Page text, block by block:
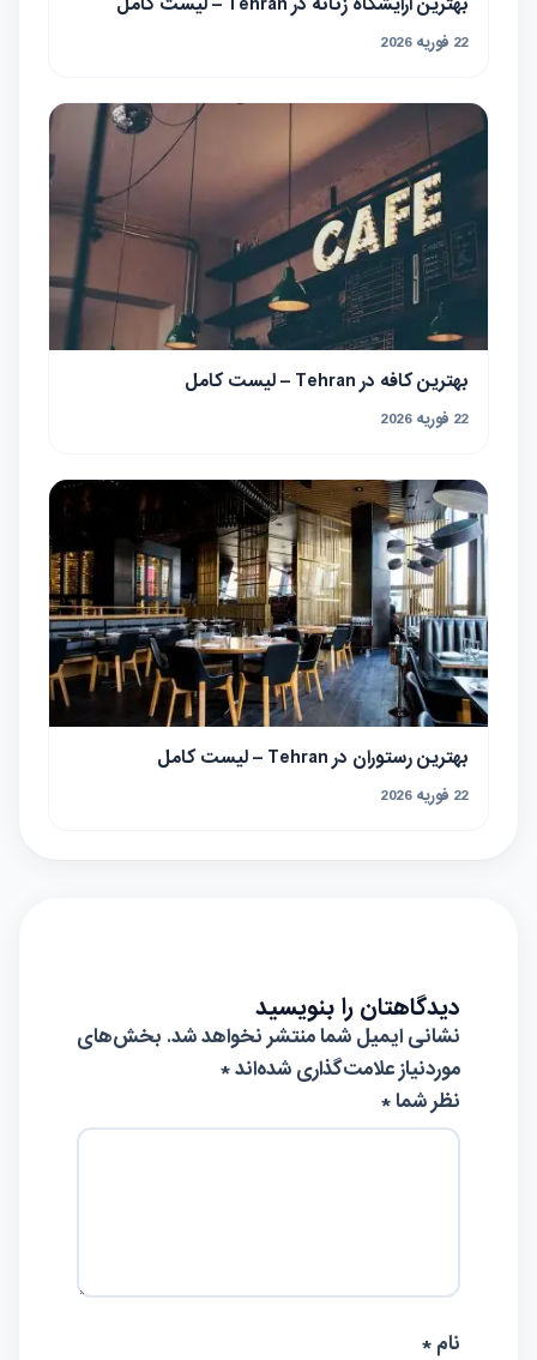
22 فوریه 2026
بهترین کافه در Tehran – لیست کامل
22 فوریه 2026
بهترین رستوران در Tehran – لیست کامل
22 فوریه 2026
دیدگاهتان را بنویسید
نشانی ایمیل شما منتشر نخواهد شد. بخش‌های
موردنیاز علامت‌گذاری شده‌اند*
نظر شما *
نام *